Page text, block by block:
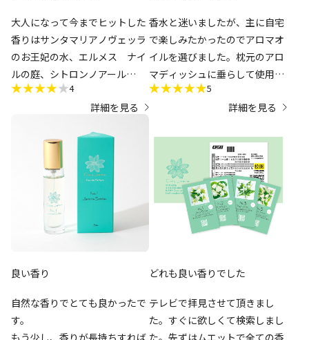
前述のクーポンの有効期限が
2026年内なので、それまでに供
給不足が解消されるのを願って
います。
大人になって今までヒットした
香りはサンタマリアノヴェッラ
のお王妃の水、エルメス ナイ
ルの庭、シトロンノアール
四半世紀つけているのはルラボ
たのは初めてです
1.2は私的にはまだ青いような
5番3番の順に好きです
4
詳細を見る
香水と迷いましたが、主に自宅
で楽しみたかったのでアロマオ
イルを選びました。枕元のアロ
マディッシュに垂らして使用し
ています。おかげで心地よく眠
れます。とにかく良い香りで
5
詳細を見る
良い香り
自然な香りでとても良かったで
す。
もう少し、香りが長持ちすれば
どれも良い香りでした
テレビで拝見させて頂きまし
た。すぐに欲しくて検索しまし
た。先ずはムエットで全ての香